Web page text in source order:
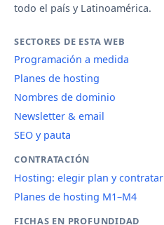
todo el país y Latinoamérica.
SECTORES DE ESTA WEB
Programación a medida
Planes de hosting
Nombres de dominio
Newsletter & email
SEO y pauta
CONTRATACIÓN
Hosting: elegir plan y
Planes de hosting M1–M4
FICHAS EN PROFUNDIDAD